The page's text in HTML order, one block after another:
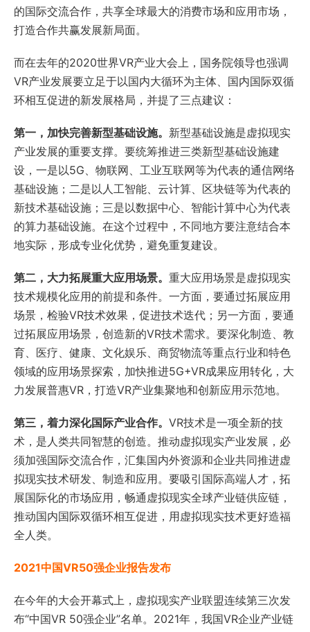
的国际交流合作，共享全球最大的消费市场和应用市场，
打造合作共赢发展新局面。
而在去年的2020世界VR产业大会上，国务院领导也强调
VR产业发展要立足于以国内大循环为主体、国内国际双循
环相互促进的新发展格局，并提了三点建议：
第一，加快完善新型基础设施。 新型基础设施是虚拟现实
产业发展的重要支撑。要统筹推进三类新型基础设施建
设，一是以5G、物联网、工业互联网等为代表的通信网络
基础设施；二是以人工智能、云计算、区块链等为代表的
新技术基础设施；三是以数据中心、智能计算中心为代表
的算力基础设施。在这个过程中，不同地方要注意结合本
地实际，形成专业化优势，避免重复建设。
第二，大力拓展重大应用场景。 重大应用场景是虚拟现实
技术规模化应用的前提和条件。一方面，要通过拓展应用
场景，检验VR技术效果，促进技术迭代；另一方面，要通
过拓展应用场景，创造新的VR技术需求。要深化制造、教
育、医疗、健康、文化娱乐、商贸物流等重点行业和特色
领域的应用场景探索，加快推进5G+VR成果应用转化，大
力发展普惠VR，打造VR产业集聚地和创新应用示范地。
第三，着力深化国际产业合作。 VR技术是一项全新的技
术，是人类共同智慧的创造。推动虚拟现实产业发展，必
须加强国际交流合作，汇集国内外资源和企业共同推进虚
拟现实技术研发、制造和应用。要吸引国际高端人才，拓
展国际化的市场应用，畅通虚拟现实全球产业链供应链，
推动国内国际双循环相互促进，用虚拟现实技术更好造福
全人类。
2021中国VR50强企业报告发布
在今年的大会开幕式上，虚拟现实产业联盟连续第三次发
布“中国VR 50强企业”名单。2021年，我国VR企业产业链